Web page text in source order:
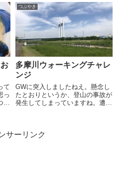
で
え
え
てもう1か月が経とうとしている
のでこの辺で総括をして2019年
に挑みたいと思います。2018年
の登山回数と登った山登...
て
っ
も
る
つぶやき
多摩川ウォーキングチャレ
ンジ
GWに突入しましたねえ。懸念し
たとおりというか、登山の事故が
発生してしまっていますね。遭難
栃木の山で遭難⇒ 川崎の25歳、
サーリンク